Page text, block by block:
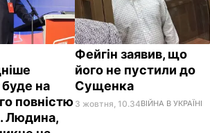
на
повністю
Людина,
Фейгін заявив, що
його не пустили до
Сущенка
3 жовтня, 10.34ВІЙНА В УКРАЇНІ